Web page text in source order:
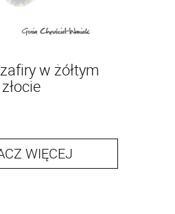
w żółtym
złocie
WIĘCEJ